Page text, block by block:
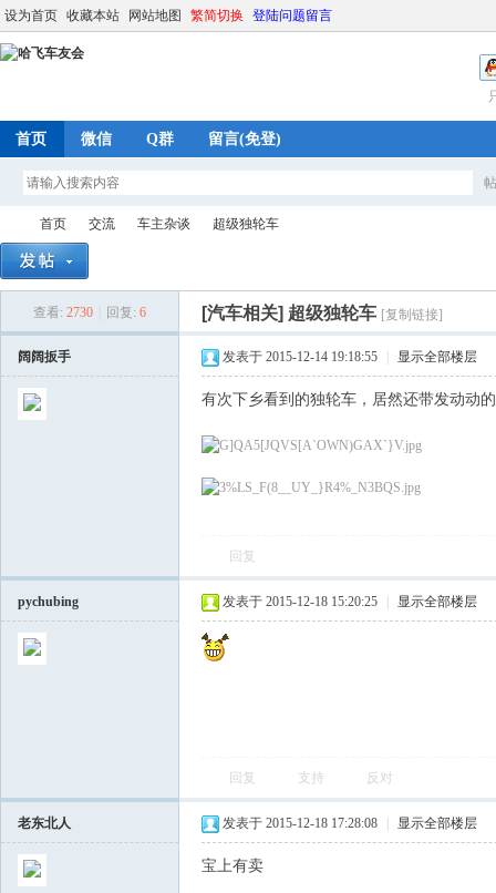
设为首页 收藏本站 网站地图 繁简切换 登陆问题留言
首页 微信 Q群 留言(免登)
首页
›
交流
›
车主杂谈 超级独轮车
查看: 2730 回复: 6 [汽车相关] 超级独轮车 [复制链接]
阔阔扳手 发表于 2015-12-14 19:18:55 显示全部楼层
有次下乡看到的独轮车，居然还带发动动
回复
pychubing 发表于 2015-12-18 15:20:25 显示全部楼层
回复 支持 反对
老东北人 发表于 2015-12-18 17:28:08 显示全部楼层
宝上有卖